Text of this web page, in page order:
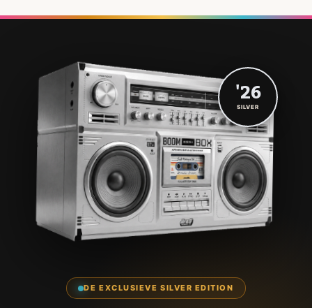
DE EXCLUSIEVE SILVER EDITION
'26
SILVER